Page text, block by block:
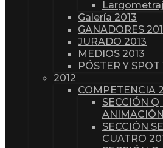
Galería 2013
GANADORES
JURADO 2013
MEDIOS 2013
PÓSTER Y SPOT
2012
COMPETENCIA
SECCIÓN Q
SECCIÓN
CUATRO